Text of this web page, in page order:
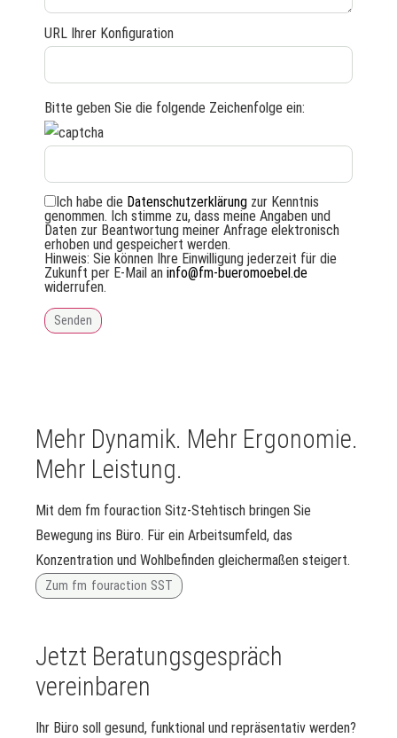
URL Ihrer Konfiguration
Bitte geben Sie die folgende Zeichenfolge ein:
Ich habe die Datenschutzerklärung zur Kenntnis
genommen. Ich stimme zu, dass meine Angaben und
Daten zur Beantwortung meiner Anfrage elektronisch
erhoben und gespeichert werden.
Hinweis: Sie können Ihre Einwilligung jederzeit für die
Zukunft per E-Mail an info@fm-bueromoebel.de
widerrufen.
Mehr Dynamik. Mehr Ergonomie.
Mehr Leistung.
Mit dem fm fouraction Sitz-Stehtisch bringen Sie
Bewegung ins Büro. Für ein Arbeitsumfeld, das
Konzentration und Wohlbefinden gleichermaßen steigert.
Zum fm fouraction SST
Jetzt Beratungsgespräch
vereinbaren
Ihr Büro soll gesund, funktional und repräsentativ werden?